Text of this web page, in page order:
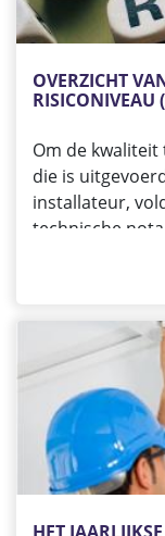
OVERZICHT
RISICONIVEAU
Om de
die is
installateur,
technische nota
wordt
en de
Na de
de te
de
(verzekeraar,
HET